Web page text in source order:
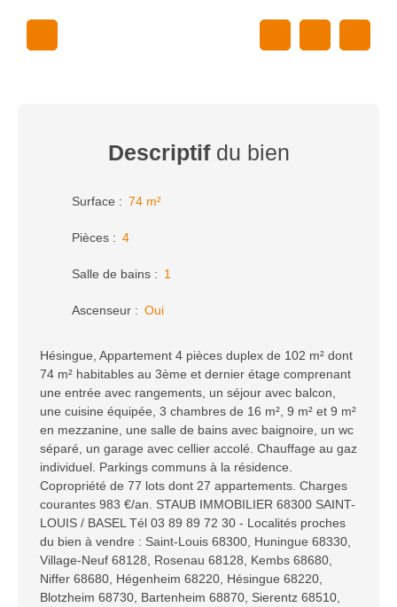
Descriptifdu bien
Surface : 74 m²
Pièces : 4
Salle de bains : 1
Ascenseur : Oui
Hésingue, Appartement 4 pièces duplex de 102 m² dont
74 m² habitables au 3ème et dernier étage comprenant
une entrée avec rangements, un séjour avec balcon,
une cuisine équipée, 3 chambres de 16 m², 9 m² et 9 m²
en mezzanine, une salle de bains avec baignoire, un wc
séparé, un garage avec cellier accolé. Chauffage au gaz
individuel. Parkings communs à la résidence.
Copropriété de 77 lots dont 27 appartements. Charges
courantes 983 €/an. STAUB IMMOBILIER 68300 SAINT-
LOUIS / BASEL Tél 03 89 89 72 30 - Localités proches
du bien à vendre : Saint-Louis 68300, Huningue 68330,
Village-Neuf 68128, Rosenau 68128, Kembs 68680,
Niffer 68680, Hégenheim 68220, Hésingue 68220,
Blotzheim 68730, Bartenheim 68870, Sierentz 68510,